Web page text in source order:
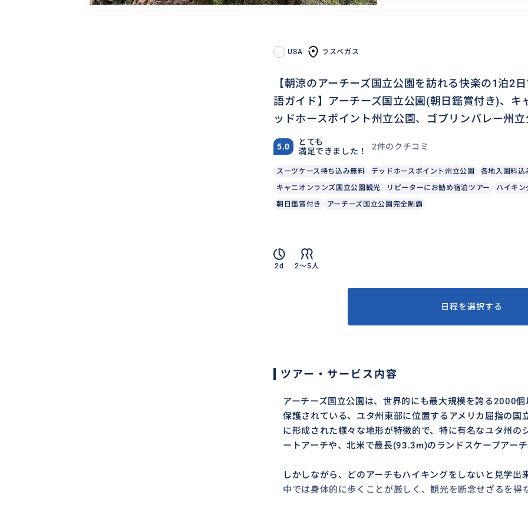
USA ラスベガス
【朝涼のアーチーズ国立公園を訪れる快楽の1泊2
語ガイド】アーチーズ国立公園(朝日鑑賞付き)、キ
ッドホースポイント州立公園、ゴブリンバレー州立
5.0
とても
満足できました！
2件のクチコミ
スーツケース持ち込み無料 デッドホースポイント州立公園 各地入園料込
キャニオンランズ国立公園観光
リピーターにお勧め宿泊ツアー ハイキン
朝日鑑賞付き
アーチーズ国立公園完全制覇
2d 2〜5人
日程を選択する
ツアー・サービス内容
アーチーズ国立公園は、世界的にも最大規模を誇る2000
保護されている、ユタ州東部に位置するアメリカ屈指の国
に形成された様々な地形が特徴的で、特に有名なユタ州の
ートアーチや、北米で最長(93.3m)のランドスケープアーチ
しかしながら、どのアーチもハイキングをしないと見学出
中では身体的に歩くことが厳しく、観光を断念せざるを得